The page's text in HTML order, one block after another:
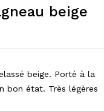
beige
beige. Porté à la
bon état. Très légères